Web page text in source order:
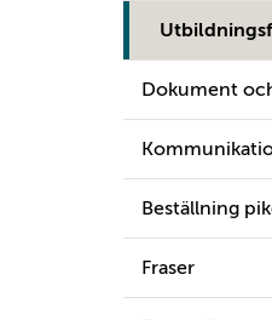
Dokument
Beställning
Fraser